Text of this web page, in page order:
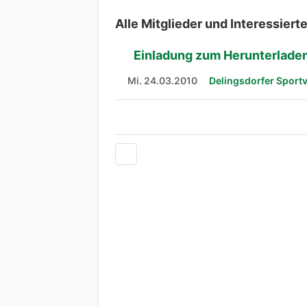
Alle Mitglieder und
Einladung zum
Mi. 24.03.2010 Delingsdorfer